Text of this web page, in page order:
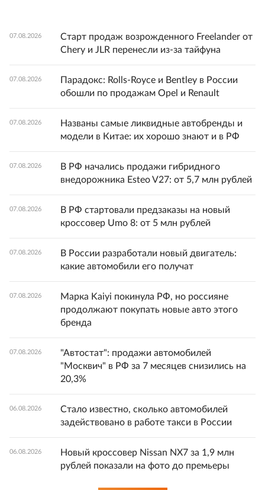
07.08.2026
Старт продаж возрожденного Freelander от
Chery и JLR перенесли из-за тайфуна
07.08.2026
Парадокс: Rolls-Royce и Bentley в России
обошли по продажам Opel и Renault
07.08.2026
Названы самые ликвидные автобренды и
модели в Китае: их хорошо знают и в РФ
07.08.2026
В РФ начались продажи гибридного
внедорожника Esteo V27: от 5,7 млн рублей
07.08.2026
В РФ стартовали предзаказы на новый
кроссовер Umo 8: от 5 млн рублей
07.08.2026
В России разработали новый двигатель:
какие автомобили его получат
07.08.2026
Марка Kaiyi покинула РФ, но россияне
продолжают покупать новые авто этого
бренда
07.08.2026
"Автостат": продажи автомобилей
"Москвич" в РФ за 7 месяцев снизились на
20,3%
06.08.2026
Стало известно, сколько автомобилей
задействовано в работе такси в России
06.08.2026
Новый кроссовер Nissan NX7 за 1,9 млн
рублей показали на фото до премьеры